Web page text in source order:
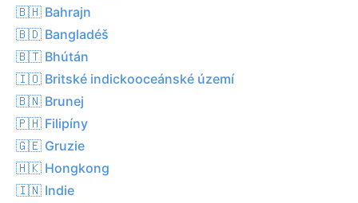
🇧🇭 Bahrajn
🇧🇩 Bangladéš
🇧🇹 Bhútán
🇮🇴 Britské indickooceánské území
🇧🇳 Brunej
🇵🇭 Filipíny
🇬🇪 Gruzie
🇭🇰 Hongkong
🇮🇳 Indie